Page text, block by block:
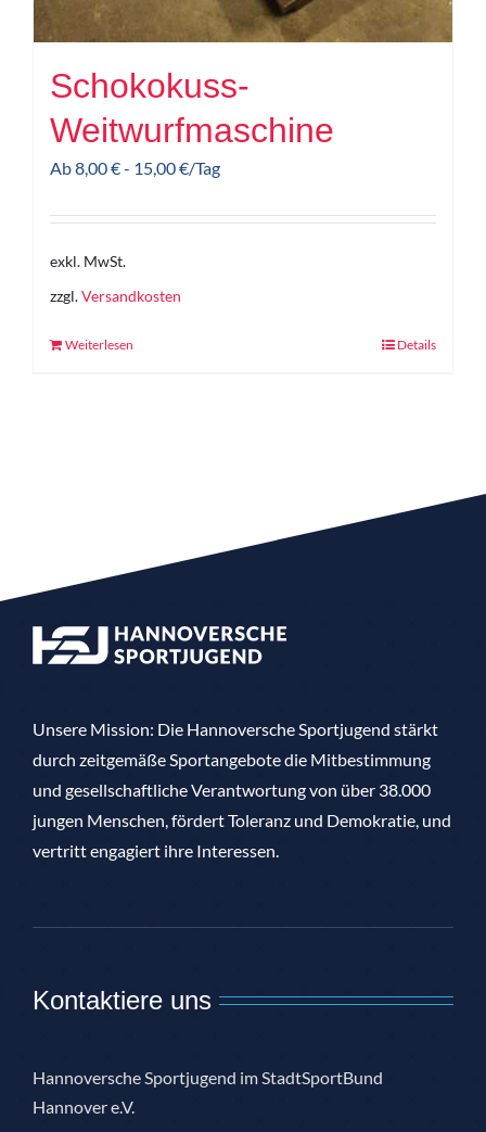
Schokokuss-
Weitwurfmaschine
Ab8,00€- 15,00€/Tag
exkl. MwSt.
zzgl.Versandkosten
Weiterlesen Details
Unsere Mission: Die Hannoversche Sportjugend stärkt
durch zeitgemäße Sportangebote die Mitbestimmung
und gesellschaftliche Verantwortung von über 38.000
jungen Menschen, fördert Toleranz und Demokratie, und
vertritt engagiert ihre Interessen.
Kontaktiere uns
Hannoversche Sportjugend im StadtSportBund
Hannover e.V.